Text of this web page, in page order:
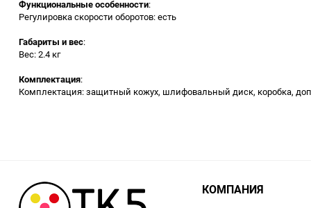
оборудование
Гидроаккумуляторы и
расширительные баки
Вытяжная вентиляция
Бензоинструмент
Функциональные особенности:
Регулировка скорости оборотов: есть
Габариты и вес:
Вес: 2.4 кг
Комплектация:
Комплектация: защитный кожух, шлифовальный диск, коробка,
КОМПАНИЯ